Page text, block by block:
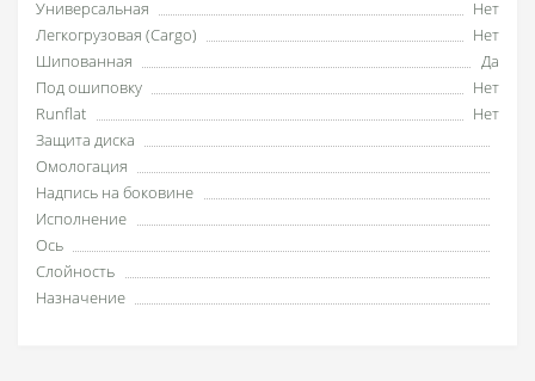
Универсальная
Нет
Легкогрузовая (Cargo)
Нет
Шипованная
Да
Под ошиповку
Нет
Runflat
Нет
Защита диска
Омологация
Надпись на боковине
Исполнение
Ось
Слойность
Назначение